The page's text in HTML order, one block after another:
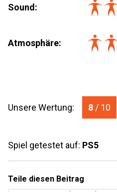
Sound:
Atmosphäre:
Unsere Wertung: 8 / 10
Spiel getestet auf: PS5
Teile diesen Beitrag